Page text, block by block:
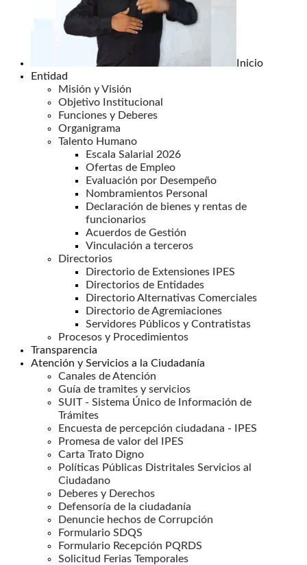
Inicio
Entidad
Misión y Visión
Objetivo Institucional
Funciones y Deberes
Organigrama
Talento Humano
Escala Salarial 2026
Ofertas de Empleo
Evaluación por Desempeño
Nombramientos Personal
Declaración de bienes y rentas de
funcionarios
Acuerdos de Gestión
Vinculación a terceros
Directorios
Directorio de Extensiones IPES
Directorios de Entidades
Directorio Alternativas Comerciales
Directorio de Agremiaciones
Servidores Públicos y Contratistas
Procesos y Procedimientos
Transparencia
Atención y Servicios a la Ciudadanía
Canales de Atención
Guía de tramites y servicios
SUIT - Sistema Único de Información de
Trámites
Encuesta de percepción ciudadana - IPES
Promesa de valor del IPES
Carta Trato Digno
Políticas Públicas Distritales Servicios al
Ciudadano
Deberes y Derechos
Defensoría de la ciudadanía
Denuncie hechos de Corrupción
Formulario SDQS
Formulario Recepción PQRDS
Solicitud Ferias Temporales